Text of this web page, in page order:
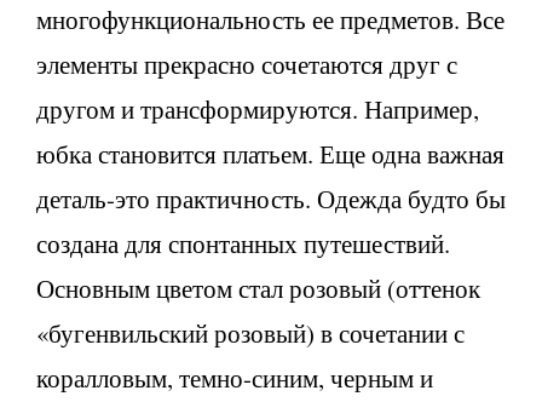
многофункциональность ее предметов. Все
элементы прекрасно сочетаются друг с
другом и трансформируются. Например,
юбка становится платьем. Еще одна важная
деталь-это практичность. Одежда будто бы
создана для спонтанных путешествий.
Основным цветом стал розовый (оттенок
«бугенвильский розовый) в сочетании с
коралловым, темно-синим, черным и